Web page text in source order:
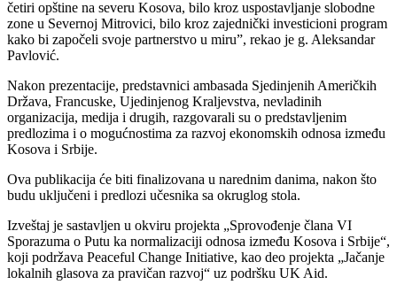
četiri opštine na severu Kosova, bilo kroz uspostavljanje slobodne
zone u Severnoj Mitrovici, bilo kroz zajednički investicioni program
kako bi započeli svoje partnerstvo u miru”, rekao je g. Aleksandar
Pavlović.
Nakon prezentacije, predstavnici ambasada Sjedinjenih Američkih
Država, Francuske, Ujedinjenog Kraljevstva, nevladinih
organizacija, medija i drugih, razgovarali su o predstavljenim
predlozima i o mogućnostima za razvoj ekonomskih odnosa između
Kosova i Srbije.
Ova publikacija će biti finalizovana u narednim danima, nakon što
budu uključeni i predlozi učesnika sa okruglog stola.
Izveštaj je sastavljen u okviru projekta „Sprovođenje člana VI
Sporazuma o Putu ka normalizaciji odnosa između Kosova i Srbije“,
koji podržava Peaceful Change Initiative, kao deo projekta „Jačanje
lokalnih glasova za pravičan razvoj“ uz podršku UK Aid.